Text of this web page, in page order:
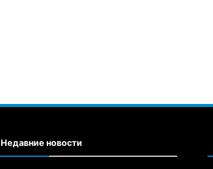
Недавние новости